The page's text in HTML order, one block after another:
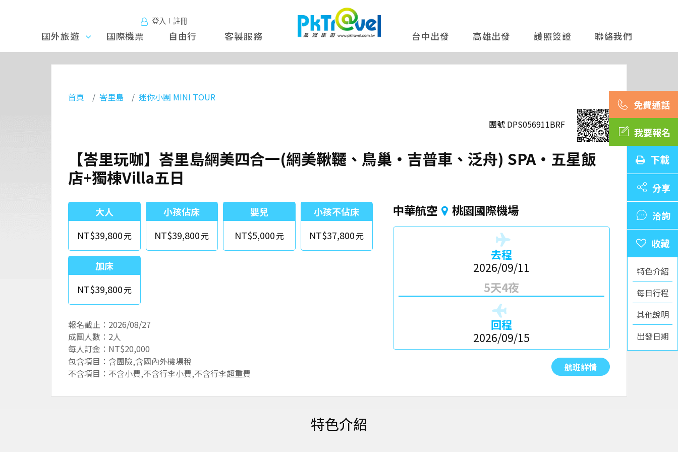
登入∣註冊
國外旅
遊
國外旅遊 國際機票 自由行 客製服務 台中出發 高雄出發 護照簽證 聯絡我們
我要報名
下載
分享
洽詢
特色介紹
每日行程
其他說明
出發日期
首頁 峇里島 迷你小團 MINI TOUR
團號 DPS056911BRF
【峇里玩咖】峇里島網美四合一(網美鞦韆、鳥巢‧吉普車、泛舟) SPA‧五星飯
店+獨棟Villa五日
大人
NT$39,800
小孩佔床
NT$39,800
嬰兒
NT$5,000
小孩不佔床
NT$37,800
加床
NT$39,800
報名截止：2026/08/27
成團人數：2人
每人訂金：NT$20,000
包含項目：含團險,含國內外機場稅
不含項目：不含小費,不含行李小費,不含行李超重費
中華航空 桃園國際機場
去程
2026/09/11
5天4夜
回程
2026/09/15
航班詳情
特色介紹